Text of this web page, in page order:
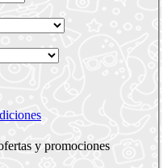
y promociones